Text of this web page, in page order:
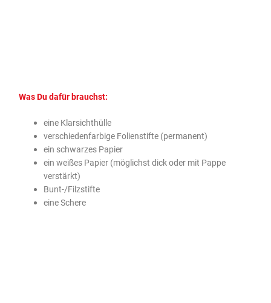
Was Du dafür brauchst:
eine Klarsichthülle
verschiedenfarbige Folienstifte (permanent)
ein schwarzes Papier
ein weißes Papier (möglichst dick oder mit Pappe
verstärkt)
Bunt-/Filzstifte
eine Schere